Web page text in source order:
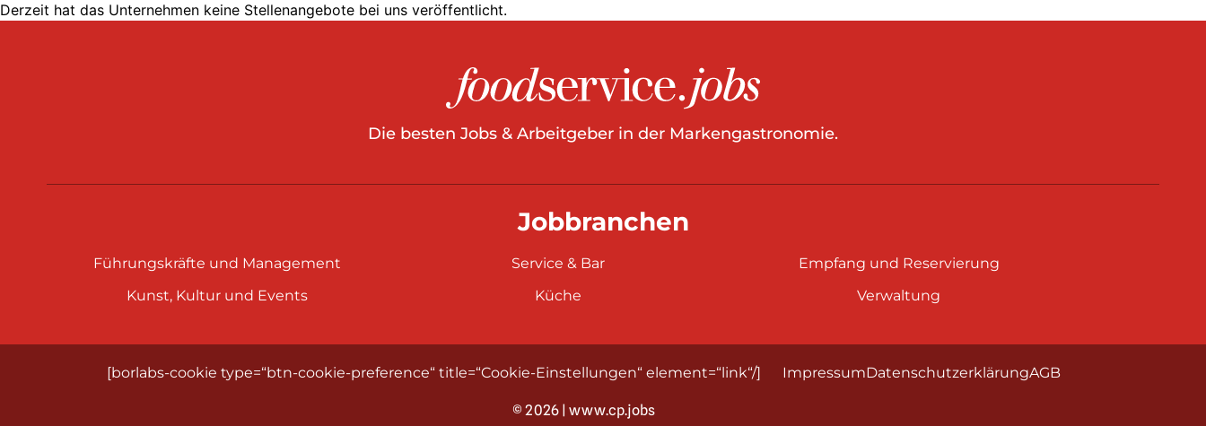
Derzeit hat das Unternehmen keine Stellenangebote bei uns veröffentlicht.
Die besten Jobs & Arbeitgeber in der Markengastronomie.
Jobbranchen
Führungskräfte und Management
Kunst, Kultur und Events
Service & Bar
Küche
Empfang und Reservierung
Verwaltung
[borlabs-cookie type=“btn-cookie-preference“ title=“Cookie-Einstellungen“ element=“link“/] ImpressumDatenschutzerklärungAGB
© 2026 | www.cp.jobs